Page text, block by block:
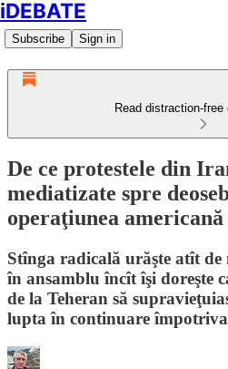
iDEBATE
Subscribe Sign in
Read distraction-
De ce protestele din
mediatizate spre
operaţiunea americană
Stînga radicală urăşte atît de
în ansamblu încît îşi doreşte
de la Teheran să
lupta în continuare